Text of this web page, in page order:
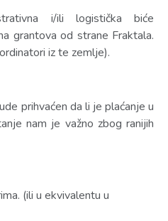
i/ili logistička biće
grantova od strane Fraktala.
iz te zemlje).
prihvaćen da li je plaćanje u
nam je važno zbog ranijih
(ili u ekvivalentu u